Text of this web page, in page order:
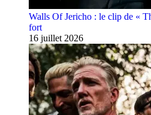
Walls Of Jericho : le clip de «
fort
16 juillet 2026